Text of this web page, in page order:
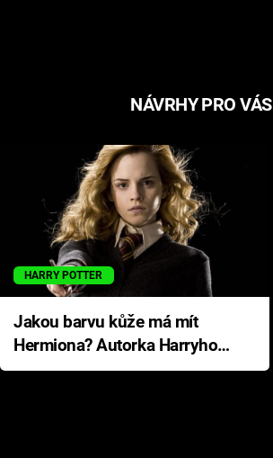
NÁVRHY PRO VÁS
HARRY POTTER
Jakou barvu kůže má mít
Hermiona? Autorka Harryho
Pottera přišla s ráznou